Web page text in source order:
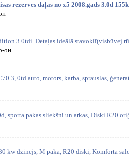
rezerves daļas no x5 2008.gads 3.0d
3.0tdi. Detaļas ideālā stavoklī(visbūvej
он
3, 0td auto, motors, karba, sprauslas,
sporta pakas sliekšņi un arkas, Diski R20
kw dzinējs, M paka, R20 diski, Komforta